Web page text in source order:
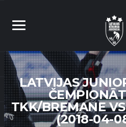
LATVIJAS
TKK/BREMANE
(2018-04-